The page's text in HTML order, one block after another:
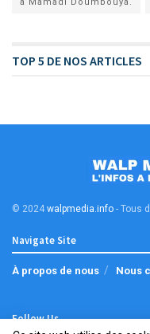
à Mamadi Doumbouya.
TOP 5 DE NOS ARTICLES
© 2024 walpmedia.info - Tous
Navigate Site
À propos de nous Nous
Follow Us